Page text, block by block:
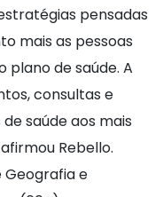
pensadas
mais as pessoas
plano de saúde. A
consultas e
saúde aos mais
Rebello.
Geografia e